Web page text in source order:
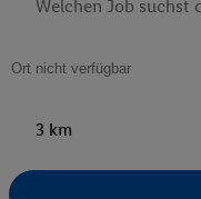
3 km